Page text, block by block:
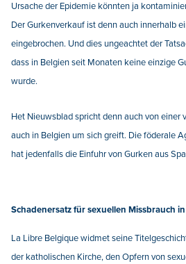
Ursache der Epidemie könnten ja
Der Gurkenverkauf ist denn auch innerhalb
eingebrochen. Und dies ungeachtet der
dass in Belgien seit Monaten keine einzige
wurde.
Het Nieuwsblad spricht denn auch von einer
auch in Belgien um sich greift. Die föderale
hat jedenfalls die Einfuhr von Gurken aus
Schadenersatz für sexuellen Missbrauch
La Libre Belgique widmet seine
der katholischen Kirche, den Opfern von